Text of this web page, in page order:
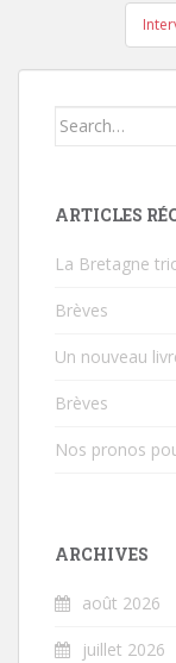
Search for:
ARTICLES
La Bretagne
Brèves
Un nouveau
Brèves
Nos pronos
ARCHIVES
août 2026
juillet 2026